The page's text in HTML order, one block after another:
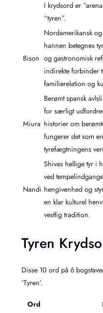
I krydsord er
“tyren”.
Bison
Nordamerikansk
hannen betegnes
og gastronomisk
indirekte forbinder
familierelation og
Miura
Berømt spansk
for særligt
historier om
fungerer det som
tyrefægtningens
Nandi
Shivas hellige tyr i
ved
hengivenhed og
en klar kulturel
vestlig tradition.
Tyren
Disse 10 ord på 6
‘Tyren’.
Ord